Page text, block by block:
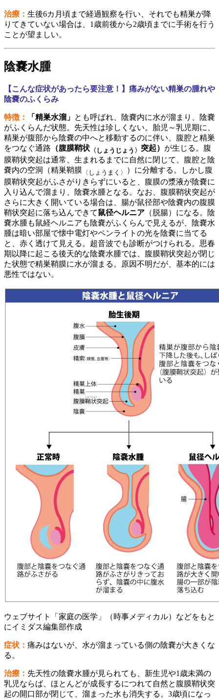
治療： 生後6カ月頃まで経過観察を行い、それでも精巣が降
りてきていない場合は、1歳前後から2歳頃までに手術を行う
ことが望ましい。
陰嚢水腫
【こんな症状があったら要注意！】痛みがない精巣の腫れや
陰嚢のふくらみ
特徴： 「精巣水溜」 とも呼ばれ、陰嚢内に水が溜まり、陰嚢
がふくらんだ状態。先天性は珍しくない。胎児～乳児期に、
精巣が腹部から陰嚢の中へと移動するのに伴い、腹腔と精巣
をつなぐ通路 （腹膜鞘状〈しょうじょう〉 突起） が生じる。腹
膜鞘状突起は通常、生まれるまでに自然に閉じて、腹腔と陰
嚢内の空洞（精巣鞘膜 〈しょうまく〉
）に分離する。しかし腹
膜鞘状突起がふさがりきらずにいると、腹膜の漿液が陰嚢に
入り込んで溜まり、陰嚢水腫となる。なお、腹膜鞘状突起が
さらに大きく開いている場合は、腸が鼠径部や陰嚢内の腹膜
鞘状突起に落ち込んできて鼠径ヘルニア （脱腸）になる。陰
嚢水腫も鼠経ヘルニアも陰嚢がふくらんで見えるが、陰嚢水
腫は暗い部屋で懐中電灯やペンライトの光を陰嚢に当てる
と、赤く透けて見える。超音波でも診断がつけられる。思春
期以降に起こる後天的な陰嚢水腫では、腹膜鞘状突起が閉じ
た状態で精巣鞘膜に水が溜まる。原因不明だが、基本的には
悪性ではない。
ウェブサイト「家庭の医学」（時事メディカル）などをもと
にイミダス編集部作成
症状： 痛みはないが、水が溜まっている側の陰嚢が大きくな
る。
治療： 先天性の陰嚢水腫が見られても、新生児や1歳未満の
乳児ならば、ほとんどが成長するにつれて自然と腹膜鞘状突
起の開口部が閉じて、溜まった水も消失する。3歳頃になっ